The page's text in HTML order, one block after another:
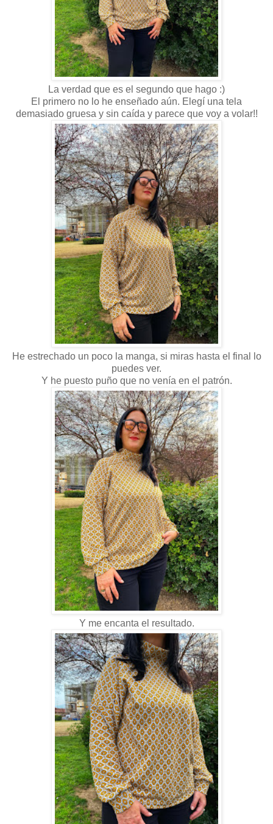
La verdad que es el segundo que hago :)
El primero no lo he enseñado aún. Elegí una tela
demasiado gruesa y sin caída y parece que voy a volar!!
He estrechado un poco la manga, si miras hasta el final lo
puedes ver.
Y he puesto puño que no venía en el patrón.
Y me encanta el resultado.